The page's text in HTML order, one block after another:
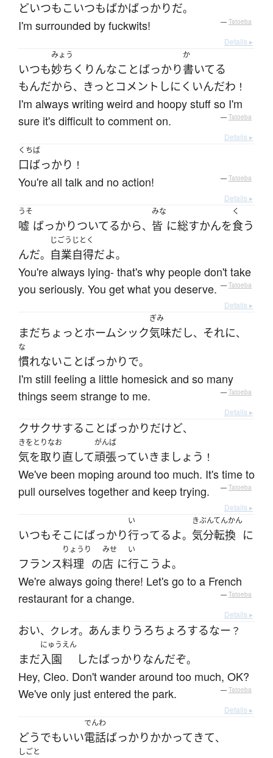
どいつもこいつもばかばっかりだ。
I'm surrounded by fuckwits! — Tatoeba
Details ▸
いつも
みょう
妙ちくりんなことばっかり
か
書いてる
もんだから、 きっとコメント しにくいんだわ ！
I'm always writing weird and hoopy stuff so I'm
sure it's difficult to comment on.
— Tatoeba
Details ▸
くちば
口ばっかり ！
You're all talk and no action! — Tatoeba
Details ▸
うそ
嘘 ばっかりついてるから、
みな
皆 に総すかんを
く
食う
んだ。
じごうじとく
自業自得だよ。
You're always lying- that's why people don't take
you seriously. You get what you deserve. — Tatoeba
Details ▸
まだちょっとホームシック
ぎみ
気味だ し、 それに、
な
慣れないことばっかりで。
I'm still feeling a little homesick and so many
things seem strange to me.
— Tatoeba
Details ▸
クサクサする ことばっかりだけど、
きをとりなお
気を取り直して
がんば
頑張っていきましょう ！
We've been moping around too much. It's time to
pull ourselves together and keep trying.
— Tatoeba
Details ▸
いつもそこ にばっかり
い
行ってるよ。
きぶんてんかん
気分転換 に
フランス
りょうり
料理 の
みせ
店 に
い
行こう よ。
We're always going there! Let's go to a French
restaurant for a change.
— Tatoeba
Details ▸
おい、クレオ。 あんまり うろちょろするなー ？
まだ
にゅうえん
入園 したばっかりなんだぞ。
Hey, Cleo. Don't wander around too much, OK?
We've only just entered the park.
— Tatoeba
Details ▸
どうでもいい
でんわ
電話ばっかりかかって きて、
しごと